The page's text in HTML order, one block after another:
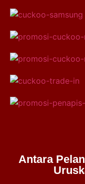
Antara